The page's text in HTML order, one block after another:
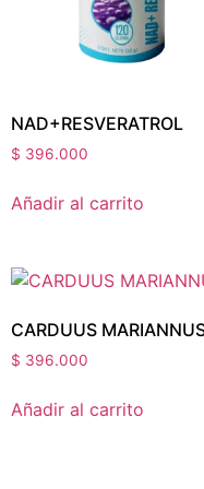
NAD+RESVERATROL
$ 396.000
Añadir al carrito
CARDUUS
$ 396.000
Añadir al carrito